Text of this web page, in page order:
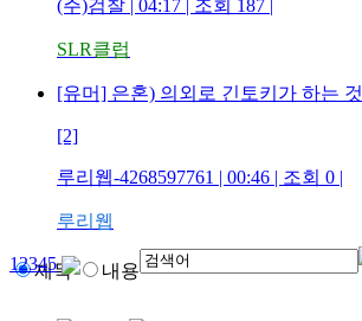
(주)검찰 | 04:17 | 조회 187 |
SLR클럽
[유머] 은혼) 의외로 긴토키가 하는 것
[2]
루리웹-4268597761 | 00:46 | 조회 0 |
루리웹
12345
제목 내용